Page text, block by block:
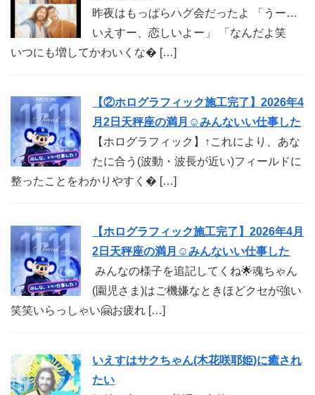
昨夜はもっぱらハグ会だったよ 「うー…
いえすー、恋しいよー」 「なんだよ笑
いつにも増してかわいくな� […]
【②ホログラフィック施工完了】2026年4
月2日天秤座の満月☺︎みんないい仕事した
【ホログラフィック】↑これにより、あな
たに合う(波動・波長が近い)フィールドに
整ったことをわかりやすく� […]
【ホログラフィック施工完了】2026年4月
2日天秤座の満月☺︎みんないい仕事した
みんなの様子を追記してくね🌟魂ちゃん
(園児さま)はご機嫌なときほどクセが強い
笑笑いらっしゃい🤗お疲れ […]
いえすはサクちゃん(木花咲耶姫)に癒され
たい